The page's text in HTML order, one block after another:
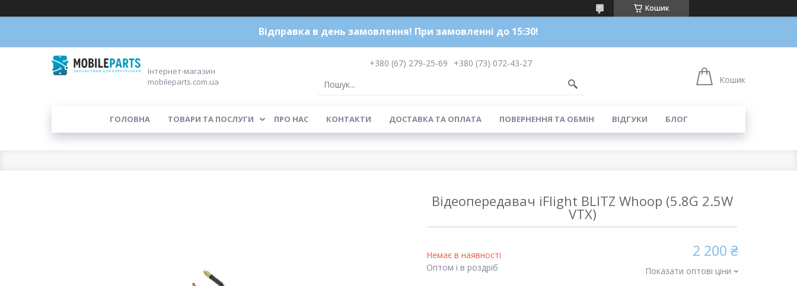
Кошик
Відправка в день замовлення! При замовленні до 15:30!
Інтернет-магазин
mobileparts.com.ua
+380 (67) 279-25-69
+380 (73) 072-43-27
Кошик
ГОЛОВНА ТОВАРИ ТА ПОСЛУГИ ПРО НАС КОНТАКТИ ДОСТАВКА ТА ОПЛАТА ПОВЕРНЕННЯ ТА ОБМІН ВІДГУКИ БЛОГ
Відеопередавач iFlight BLITZ Whoop (5.8G 2.5W
VTX)
Немає в наявності
Оптом і в роздріб
2 200 ₴
Показати оптові ціни